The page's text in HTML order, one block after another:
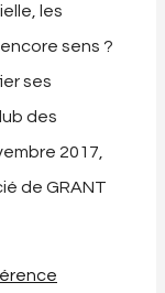
les
sens ?
ses
des
2017,
de GRANT